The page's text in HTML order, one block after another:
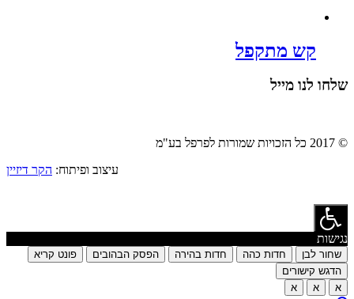
קש מתקפל
שלחו לנו מייל
© 2017 כל הזכויות שמורות לפרפל בע"מ
עיצוב ופיתוח: הקר דיזיין
נגישות
שחור לבן חדות כהה חדות בהירה הפסק הבהובים
פונט קריא
הדגש קישורים
א
א א